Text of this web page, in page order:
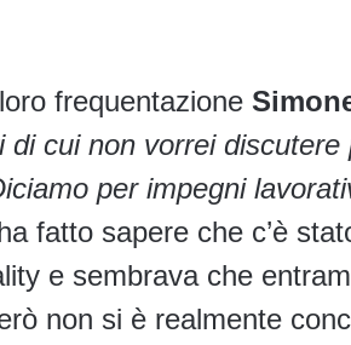
frequentazione
di cui non vorrei discutere
per impegni
fatto sapere che c’è
e sembrava che
non si è realmente